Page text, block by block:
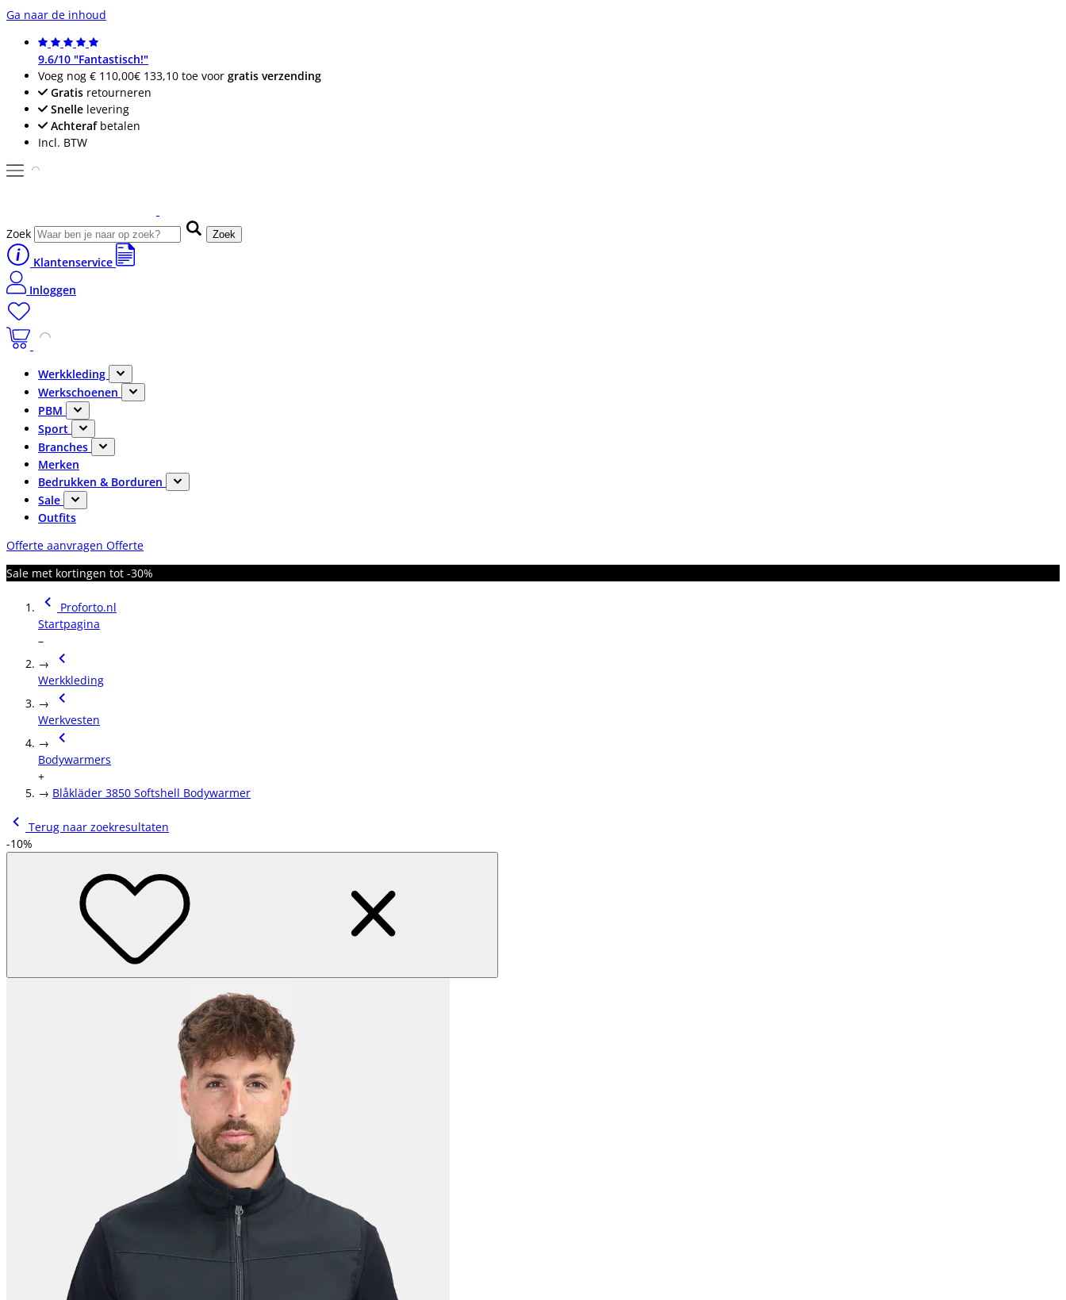
Ga naar de inhoud
9.6/10 "Fantastisch!"
Voeg nog € 110,00€ 133,10 toe voor gratis verzending
Gratis retourneren
Snelle levering
Achterafbetalen
Incl. BTW
Zoek Zoek
Klantenservice
Inloggen
Werkkleding
Werkschoenen
PBM
Sport
Branches
Merken
Bedrukken & Borduren
Sale
Outfits
Offerte aanvragen Offerte
Sale met kortingen tot -30%
Proforto.nl
Startpagina
–
→
Werkkleding
→
Werkvesten
→
Bodywarmers
+
→ Blåkläder 3850 Softshell Bodywarmer
Terug naar zoekresultaten
-10%